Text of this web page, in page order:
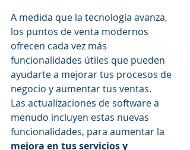
A medida que la tecnología avanza,
los puntos de venta modernos
ofrecen cada vez más
funcionalidades útiles que pueden
ayudarte a mejorar tus procesos de
negocio y aumentar tus ventas.
Las actualizaciones de software a
menudo incluyen estas nuevas
funcionalidades, para aumentar la
mejora en tus servicios y